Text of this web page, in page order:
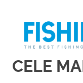
conținut
CELE